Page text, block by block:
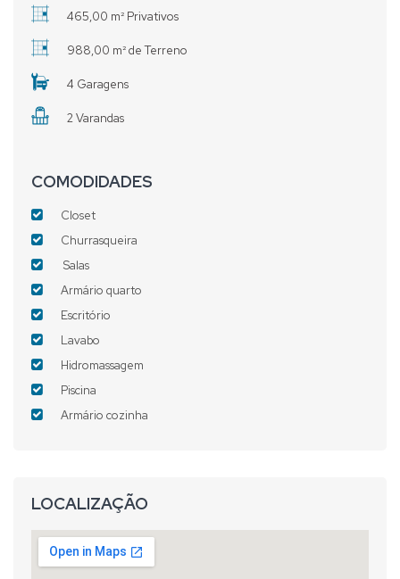
465,00 m² Privativos
988,00 m² de Terreno
4 Garagens
2 Varandas
COMODIDADES
Closet
Churrasqueira
Salas
Armário quarto
Escritório
Lavabo
Hidromassagem
Piscina
Armário cozinha
LOCALIZAÇÃO